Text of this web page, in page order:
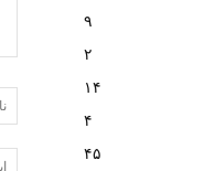
۹
۲
۱۴
۴
۴۵